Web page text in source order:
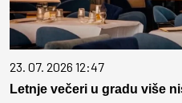
23. 07. 2026 12:47
Letnje večeri u gradu više